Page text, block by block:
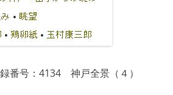
番号：4134 神戸全景（４）